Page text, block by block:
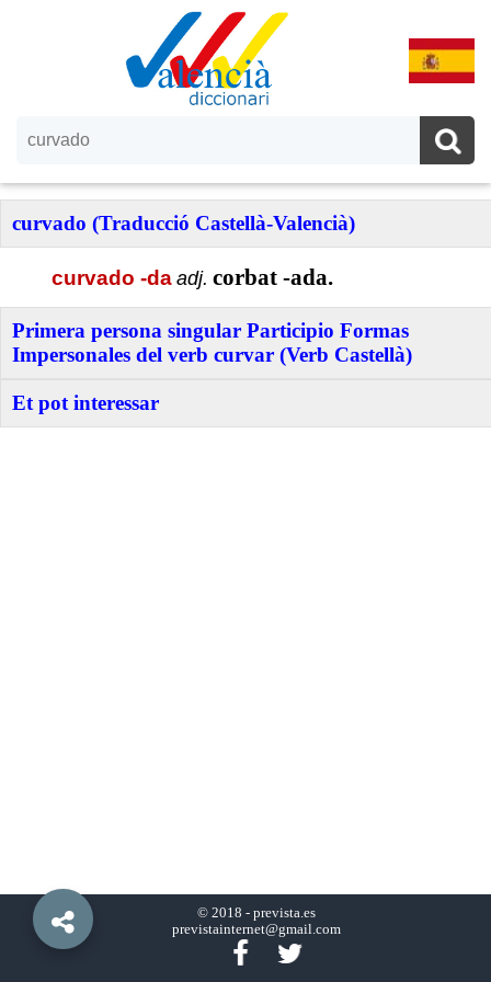
curvado (Traducció Castellà-Valencià)
curvado -da adj. corbat -ada.
Primera persona singular Participio Formas
Impersonales del verb curvar (Verb Castellà)
Et pot interessar
© 2018 - prevista.es
previstainternet@gmail.com